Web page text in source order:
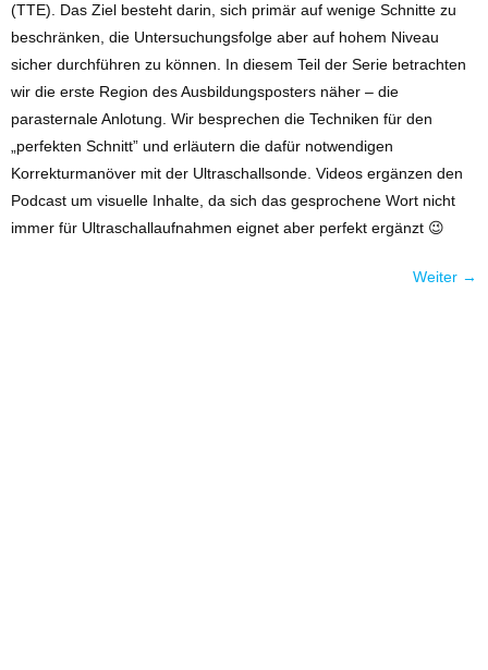
(TTE). Das Ziel besteht darin, sich primär auf wenige Schnitte zu
beschränken, die Untersuchungsfolge aber auf hohem Niveau
sicher durchführen zu können. In diesem Teil der Serie betrachten
wir die erste Region des Ausbildungsposters näher – die
parasternale Anlotung. Wir besprechen die Techniken für den
„perfekten Schnitt” und erläutern die dafür notwendigen
Korrekturmanöver mit der Ultraschallsonde. Videos ergänzen den
Podcast um visuelle Inhalte, da sich das gesprochene Wort nicht
immer für Ultraschallaufnahmen eignet aber perfekt ergänzt 😉
Weiter →